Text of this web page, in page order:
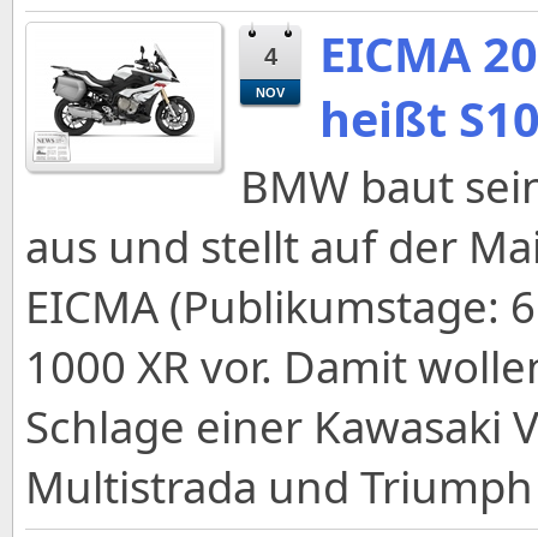
4
NOV
EICMA
heißt
BMW baut
aus und stellt auf der
EICMA (Publikumstage:
1000 XR vor. Damit
Schlage einer Kawasaki
Multistrada und